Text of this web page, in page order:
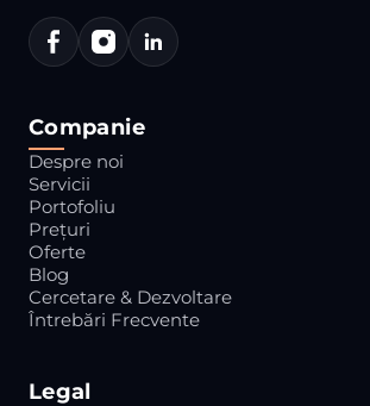
Companie
Despre noi
Servicii
Portofoliu
Prețuri
Oferte
Blog
Cercetare & Dezvoltare
Întrebări Frecvente
Legal